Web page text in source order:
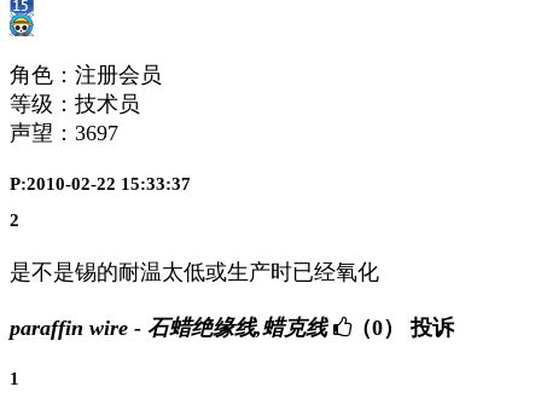
角色：注册会员
等级：技术员
声望： 3697
P:2010-02-22 15:33:37
2
是不是锡的耐温太低或生产时已经氧化
paraffin wire - 石蜡绝缘线,蜡克线 （0） 投诉
1